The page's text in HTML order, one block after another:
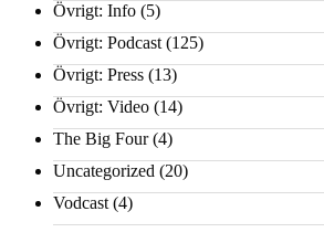
Övrigt: Info (5)
Övrigt: Podcast (125)
Övrigt: Press (13)
Övrigt: Video (14)
The Big Four(4)
Uncategorized (20)
Vodcast (4)